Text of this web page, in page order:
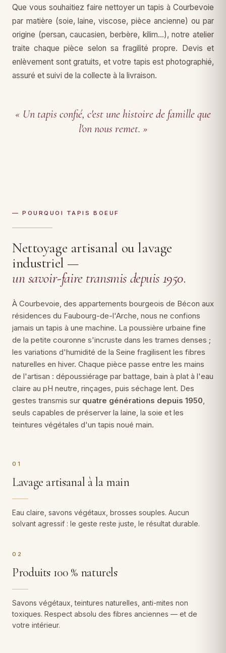
Que vous souhaitiez faire nettoyer un tapis à Courbevoie
par matière (soie, laine, viscose, pièce ancienne) ou par
origine (persan, caucasien, berbère, kilim…), notre atelier
traite chaque pièce selon sa fragilité propre. Devis et
enlèvement sont gratuits, et votre tapis est photographié,
assuré et suivi de la collecte à la livraison.
« Un tapis confié, c'est une histoire de famille que
l'on nous remet. »
— POURQUOI TAPIS BOEUF
Nettoyage artisanal ou lavage
industriel —
un savoir-faire transmis depuis 1950.
À Courbevoie, des appartements bourgeois de Bécon aux
résidences du Faubourg-de-l'Arche, nous ne confions
jamais un tapis à une machine. La poussière urbaine fine
de la petite couronne s'incruste dans les trames denses ;
les variations d'humidité de la Seine fragilisent les fibres
naturelles en hiver. Chaque pièce passe entre les mains
de l'artisan : dépoussiérage par battage, bain à plat à l'eau
claire au pH neutre, rinçages, puis séchage lent. Des
gestes transmis sur quatre générations depuis 1950
seuls capables de préserver la laine, la soie et les
teintures végétales d'un tapis noué main.
01
Lavage artisanal à la main
Eau claire, savons végétaux, brosses souples. Aucun
solvant agressif : le geste reste juste, le résultat durable.
02
Produits 100 % naturels
Savons végétaux, teintures naturelles, anti-mites non
toxiques. Respect absolu des fibres anciennes — et de
votre intérieur.